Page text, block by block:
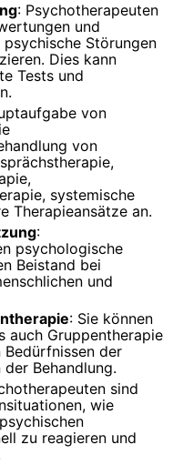
: Psychotherapeuten
und
Störungen
Dies kann
Tests und
von
von
systemische
Therapieansätze an.
:
psychologische
Beistand bei
und
: Sie können
auch Gruppentherapie
der
Behandlung.
sind
wie
zu reagieren und